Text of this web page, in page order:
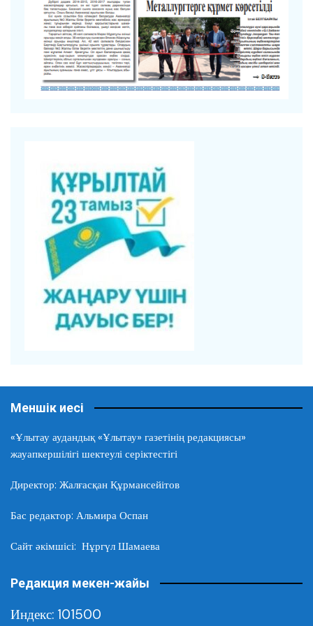
Меншік иесі
«Ұлытау аудандық «Ұлытау» газетінің редакциясы»
жауапкершілігі шектеулі серіктестігі
Директор: Жалғасқан Құрмансейітов
Бас редактор: Альмира Оспан
Сайт әкімшісі: Нұргүл Шамаева
Редакция мекен-жайы
Индекс: 101500